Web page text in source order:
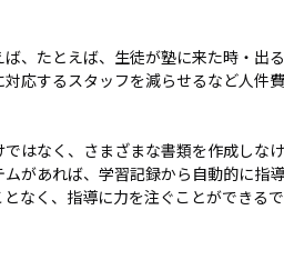
、たとえば、生徒が塾に来た時・
応するスタッフを減らせるなど人件費
はなく、さまざまな書類を作成しな
があれば、学習記録から自動的に
なく、指導に力を注ぐことができるで